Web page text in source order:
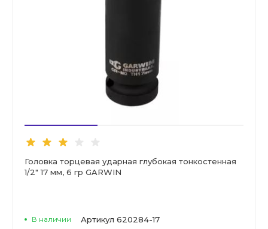
Головка торцевая ударная глубокая тонкостенная
1/2" 17 мм, 6 гр GARWIN
В наличии Артикул 620284-17